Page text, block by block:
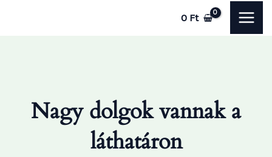
0 Ft
Nagy dolgok vannak a
láthatáron